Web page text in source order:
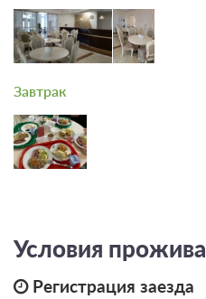
2 гостя
Моментальное
Стандартный тариф, Без
При отмене оплата не
Требуется внесение
Сумма предоплаты
2 гостя
Завтрак
Условия
Регистрация заезда